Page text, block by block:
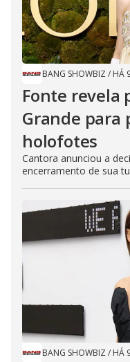
BANG SHOWBIZ / HÁ
Fonte revela
Grande para
holofotes
Cantora anunciou a
encerramento de sua
BANG SHOWBIZ / HÁ